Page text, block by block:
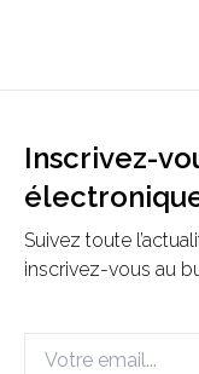
Inscrivez-
Suivez toute
inscrivez-vous au